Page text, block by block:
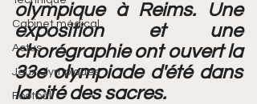
Cabinet médical
Actus
Jeux olympiques
Football
olympique à Reims. Une
exposition et une
chorégraphie ont ouvert la
33e olympiade d'été dans
la cité des sacres.